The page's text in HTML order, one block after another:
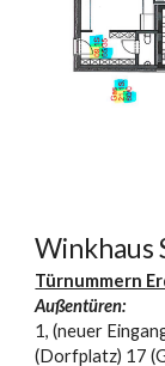
Winkhaus
Türnummern
Außentüren:
1, (neuer
(Dorfplatz) 17